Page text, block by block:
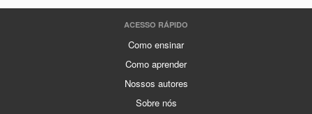
ACESSO RÁPIDO
Como ensinar
Como aprender
Nossos autores
Sobre nós